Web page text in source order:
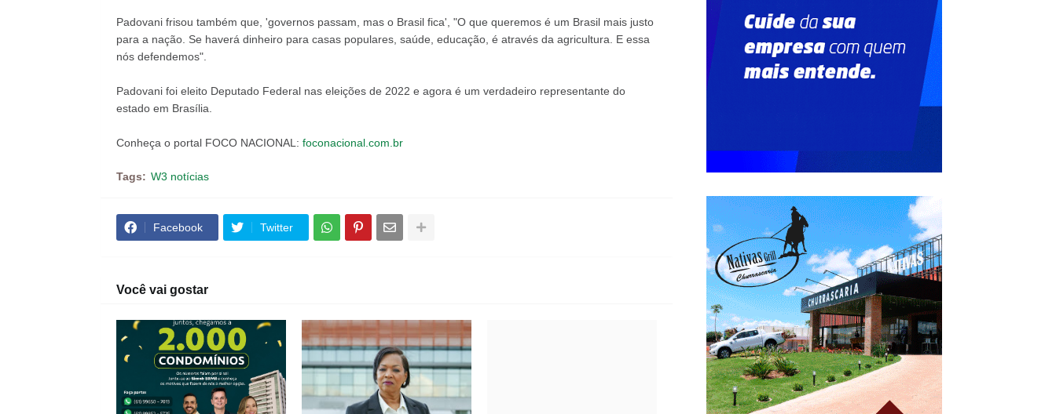
Padovani frisou também que, 'governos passam, mas o Brasil fica', "O que queremos é um Brasil mais justo
para a nação. Se haverá dinheiro para casas populares, saúde, educação, é através da agricultura. E essa
nós defendemos".
Padovani foi eleito Deputado Federal nas eleições de 2022 e agora é um verdadeiro representante do
estado em Brasília.
Conheça o portal FOCO NACIONAL: foconacional.com.br
Tags: W3 notícias
Facebook Twitter
Você vai gostar